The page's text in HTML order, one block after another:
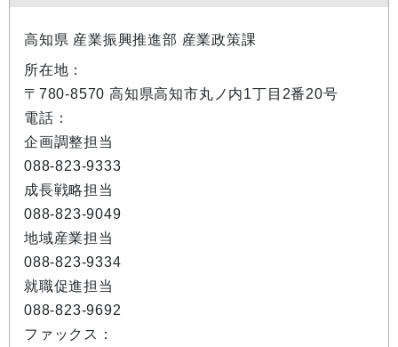
高知県 産業振興推進部 産業政策課
所在地：
〒780-8570 高知県高知市丸ノ内1丁目2番20号
電話：
企画調整担当
088-823-9333
成長戦略担当
088-823-9049
地域産業担当
088-823-9334
就職促進担当
088-823-9692
ファックス：